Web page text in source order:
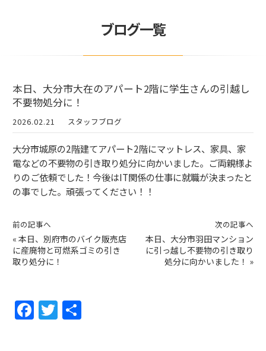
ブログ一覧
本日、大分市大在のアパート2階に学生さんの引越し
不要物処分に！
2026.02.21 スタッフブログ
大分市城原の2階建てアパート2階にマットレス、家具、家
電などの不要物の引き取り処分に向かいました。ご両親様よ
りのご依頼でした！今後はIT関係の仕事に就職が決まったと
の事でした。頑張ってください！！
前の記事へ
« 本日、別府市のバイク販売店
に産廃物と可燃系ゴミの引き
取り処分に！
次の記事へ
本日、大分市羽田マンション
に引っ越し不要物の引き取り
処分に向かいました！ »
F
a
T
w